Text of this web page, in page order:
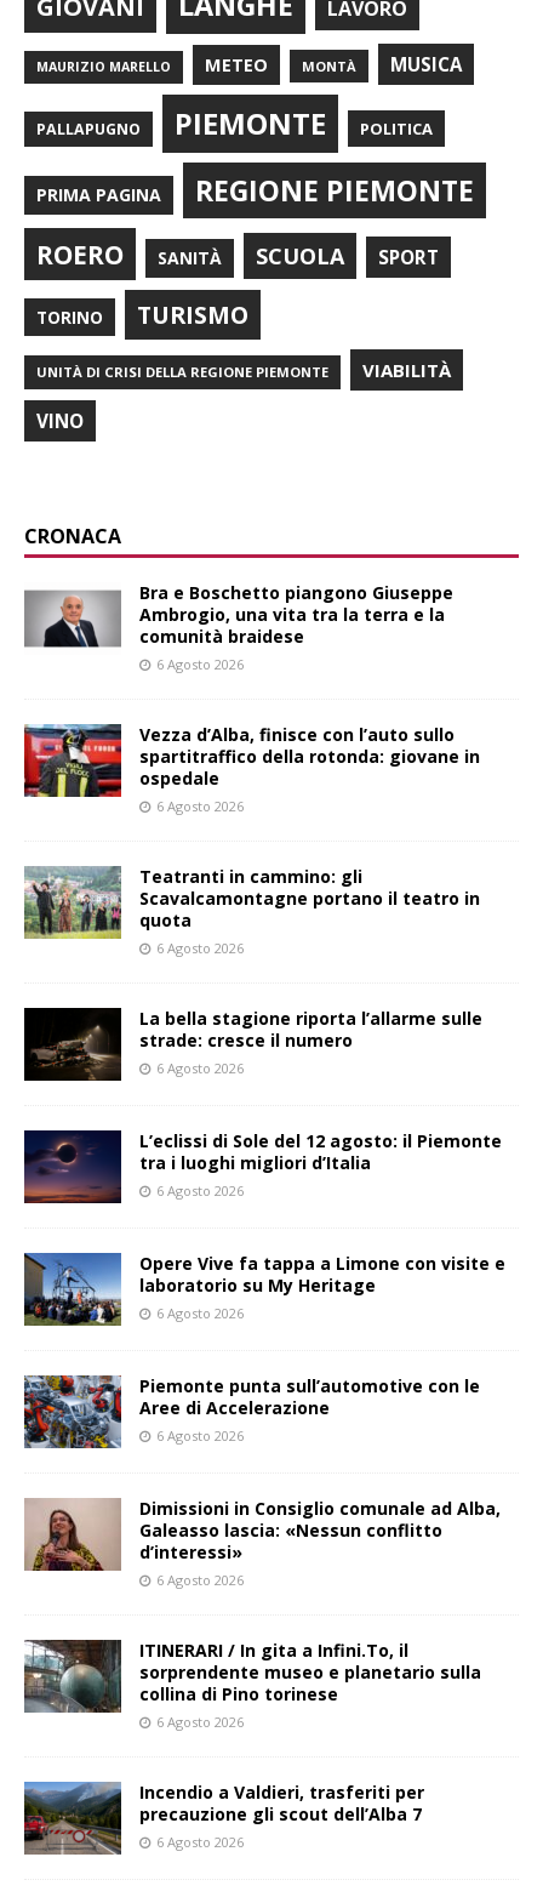
GIOVANI LAVORO
MAURIZIO MARELLO METEO MONTÀ MUSICA
PALLAPUGNO PIEMONTE POLITICA
PRIMA PAGINA REGIONE PIEMONTE
ROERO SANITÀ SCUOLA SPORT
TORINO TURISMO
UNITÀ DI CRISI DELLA REGIONE PIEMONTE VIABILITÀ
VINO
CRONACA
Bra e Boschetto piangono Giuseppe
Ambrogio, una vita tra la terra e la
comunità braidese
6 Agosto 2026
Vezza d’Alba, finisce con l’auto sullo
spartitraffico della rotonda: giovane in
ospedale
6 Agosto 2026
Teatranti in cammino: gli
Scavalcamontagne portano il teatro in
quota
6 Agosto 2026
La bella stagione riporta l’allarme sulle
strade: cresce il numero
6 Agosto 2026
L’eclissi di Sole del 12 agosto: il Piemonte
tra i luoghi migliori d’Italia
6 Agosto 2026
Opere Vive fa tappa a Limone con visite e
laboratorio su My Heritage
6 Agosto 2026
Piemonte punta sull’automotive con le
Aree di Accelerazione
6 Agosto 2026
Dimissioni in Consiglio comunale ad Alba,
Galeasso lascia: «Nessun conflitto
d’interessi»
6 Agosto 2026
ITINERARI / In gita a Infini.To, il
sorprendente museo e planetario sulla
collina di Pino torinese
6 Agosto 2026
Incendio a Valdieri, trasferiti per
precauzione gli scout dell’Alba 7
6 Agosto 2026